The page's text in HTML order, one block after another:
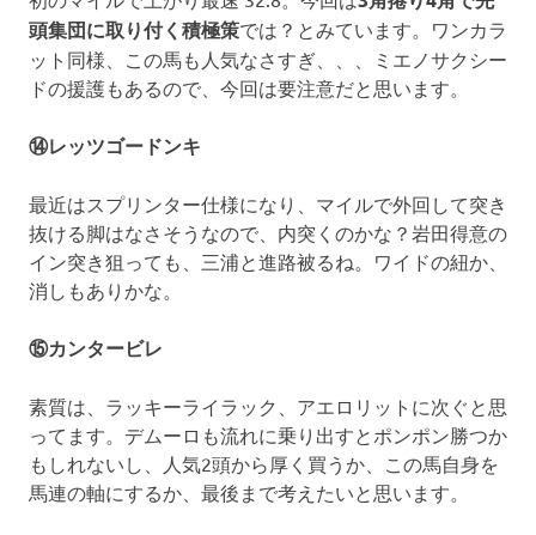
頭集団に取り付く積極策では？とみています。ワンカラ
ット同様、この馬も人気なさすぎ、、、ミエノサクシー
ドの援護もあるので、今回は要注意だと思います。
⑭レッツゴードンキ
最近はスプリンター仕様になり、マイルで外回して突き
抜ける脚はなさそうなので、内突くのかな？岩田得意の
イン突き狙っても、三浦と進路被るね。ワイドの紐か、
消しもありかな。
⑮カンタービレ
素質は、ラッキーライラック、アエロリットに次ぐと思
ってます。デムーロも流れに乗り出すとポンポン勝つか
もしれないし、人気2頭から厚く買うか、この馬自身を
馬連の軸にするか、最後まで考えたいと思います。